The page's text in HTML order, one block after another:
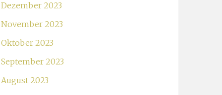
Dezember 2023
November 2023
Oktober 2023
September 2023
August 2023